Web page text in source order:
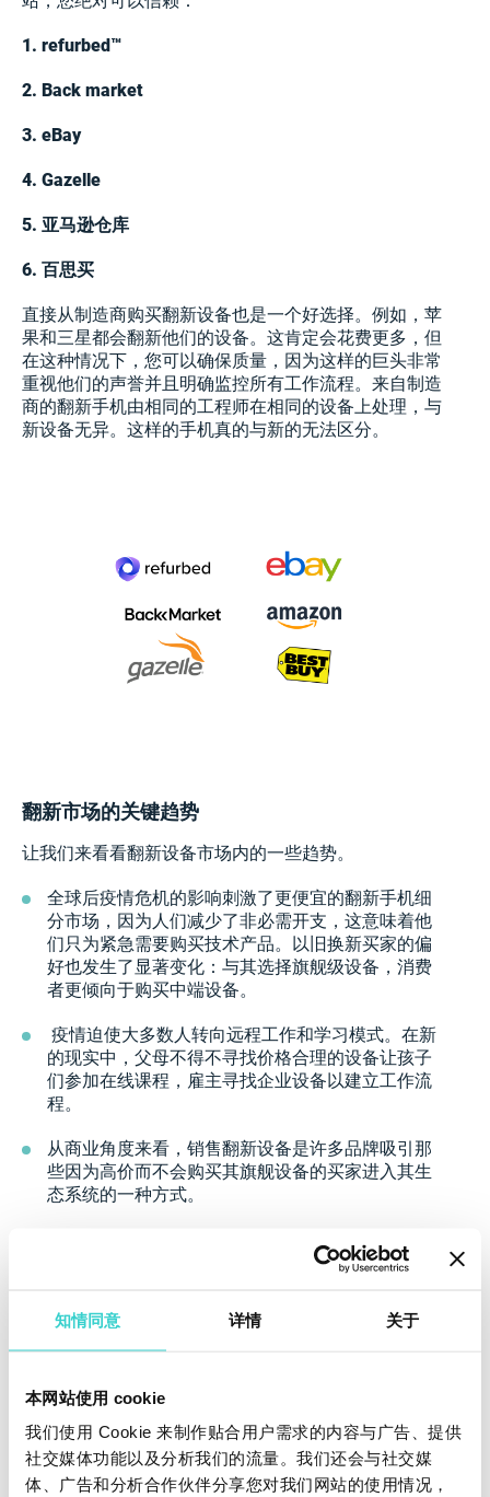
知情同意 详情 关于
本网站使用 cookie
我们使用 Cookie 来制作贴合用户需求的内容与广告、提供
社交媒体功能以及分析我们的流量。我们还会与社交媒
体、广告和分析合作伙伴分享您对我们网站的使用情况，
1. refurbed™
2. Back market
3. eBay
4. Gazelle
5. 亚马逊仓库
6. 百思买
直接从制造商购买翻新设备也是一个好选择。例如，苹
果和三星都会翻新他们的设备。这肯定会花费更多，但
在这种情况下，您可以确保质量，因为这样的巨头非常
重视他们的声誉并且明确监控所有工作流程。来自制造
商的翻新手机由相同的工程师在相同的设备上处理，与
新设备无异。这样的手机真的与新的无法区分。
翻新市场的关键趋势
让我们来看看翻新设备市场内的一些趋势。
全球后疫情危机的影响刺激了更便宜的翻新手机细
分市场，因为人们减少了非必需开支，这意味着他
们只为紧急需要购买技术产品。以旧换新买家的偏
好也发生了显著变化：与其选择旗舰级设备，消费
者更倾向于购买中端设备。
疫情迫使大多数人转向远程工作和学习模式。在新
的现实中，父母不得不寻找价格合理的设备让孩子
们参加在线课程，雇主寻找企业设备以建立工作流
程。
从商业角度来看，销售翻新设备是许多品牌吸引那
些因为高价而不会购买其旗舰设备的买家进入其生
态系统的一种方式。